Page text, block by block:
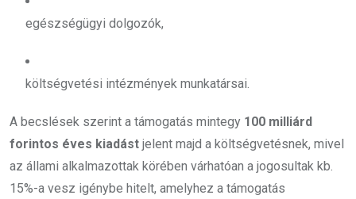
egészségügyi dolgozók,
költségvetési intézmények munkatársai.
A becslések szerint a támogatás mintegy 100 milliárd
forintos éves kiadást jelent majd a költségvetésnek, mivel
az állami alkalmazottak körében várhatóan a jogosultak kb.
15%-a vesz igénybe hitelt, amelyhez a támogatás